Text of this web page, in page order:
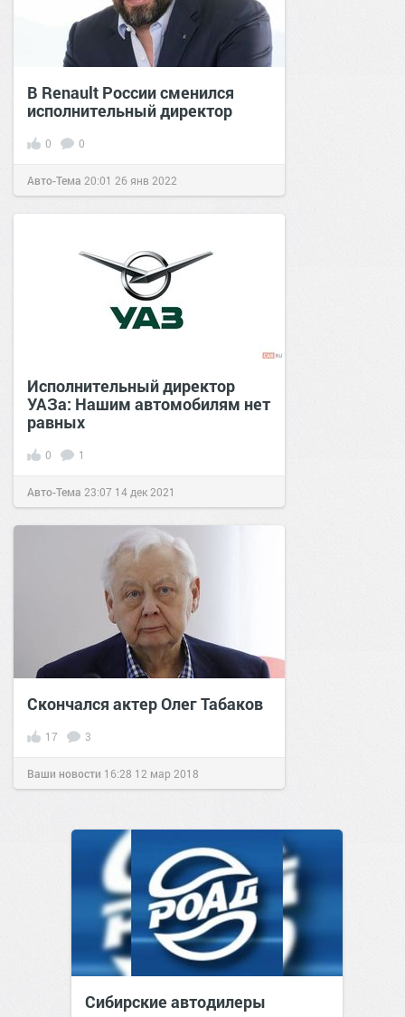
В Renault России сменился
исполнительный директор
0 0
Авто-Тема 20:01 26 янв 2022
Исполнительный директор
УАЗа: Нашим автомобилям нет
равных
0 1
Авто-Тема 23:07 14 дек 2021
Скончался актер Олег Табаков
17 3
Ваши новости 16:28 12 мар 2018
Сибирские автодилеры